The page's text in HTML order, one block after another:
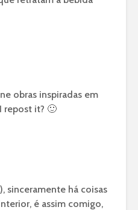
obras inspiradas em
repost it? 🙂
sinceramente há coisas
é assim comigo,